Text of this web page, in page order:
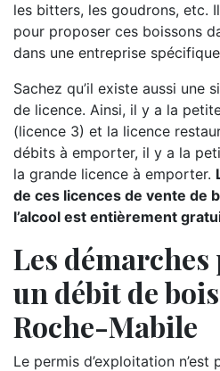
les bitters, les goudrons, etc.
pour proposer ces boissons
dans une entreprise
Sachez qu’il existe aussi une
de licence. Ainsi, il y a la
(licence 3) et la licence
débits à emporter, il y a la
la grande licence à emporter.
de ces licences de vente de
l’alcool est entièrement
Les
un débit de
Roche-Mabile
Le permis d’exploitation